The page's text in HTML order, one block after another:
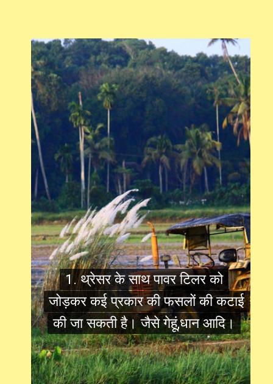
1. थ्रेसर के साथ पावर टिलर को
जोड़कर कई प्रकार की फसलों की कटाई
की जा सकती है। जैसे गेहूं,धान आदि।
1. थ्रेसर के साथ पावर टिलर को
जोड़कर कई प्रकार की फसलों की कटाई
की जा सकती है। जैसे गेहूं,धान आदि।